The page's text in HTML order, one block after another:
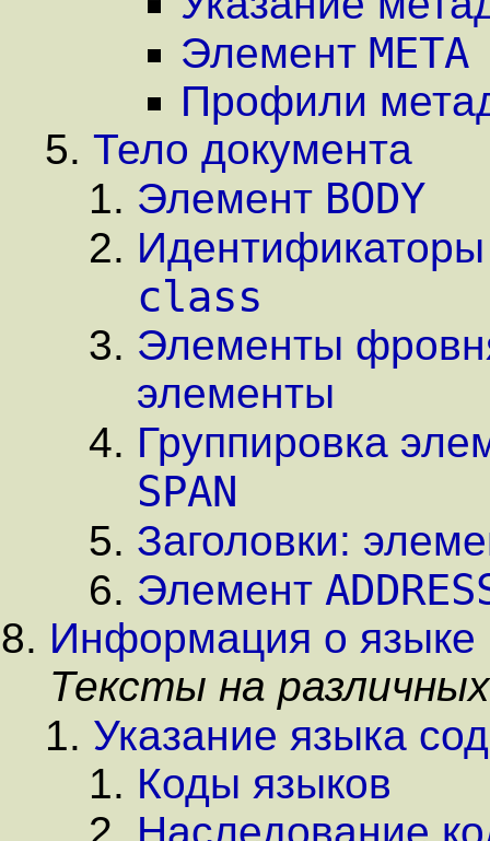
Элемент META
Профили
Тело документа
Элемент BODY
class
Элементы
элементы
Группировка
SPAN
Заголовки:
Элемент
Информация о языке
Тексты на
Указание языка
Коды языков
Наследование